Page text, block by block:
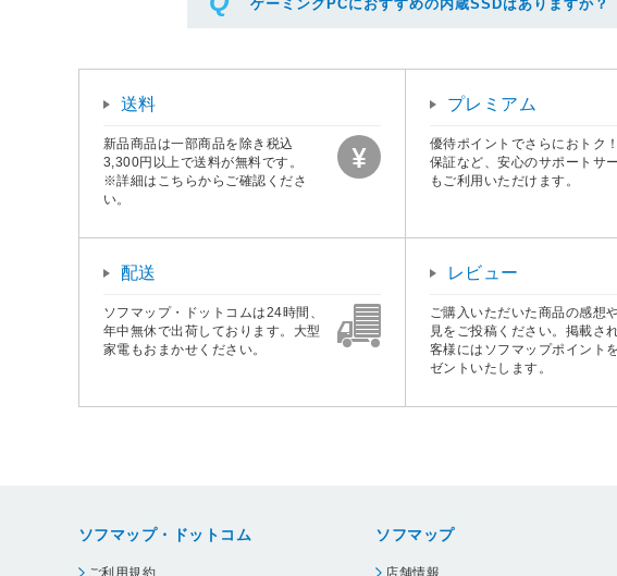
ゲーミングPCにおすすめの内蔵SSDはありますか？
送料
新品商品は一部商品を除き税込
3,300円以上で送料が無料です。
※詳細はこちらからご確認くださ
い。
プレミアム
優待ポイントでさらにおトク
保証など、安心のサポートサ
もご利用いただけます。
配送
ソフマップ・ドットコムは24時間、
年中無休で出荷しております。大型
家電もおまかせください。
レビュー
ご購入いただいた商品の感想
見をご投稿ください。掲載さ
客様にはソフマップポイント
ゼントいたします。
ソフマップ・ドットコム
ご利用規約
ソフマップ
店舗情報